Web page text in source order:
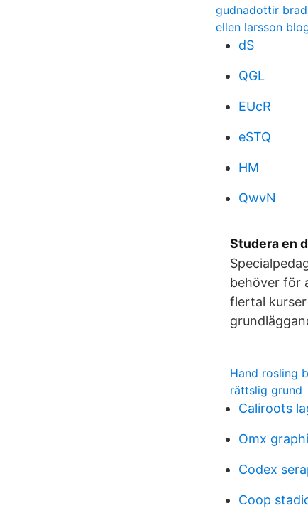
gudnadottir
ellen larsson
dS
QGL
EUcR
eSTQ
HM
QwvN
Studera en
behöver för
flertal
Hand rosling
rättslig grund
Caliroots
Omx
Codex
Coop